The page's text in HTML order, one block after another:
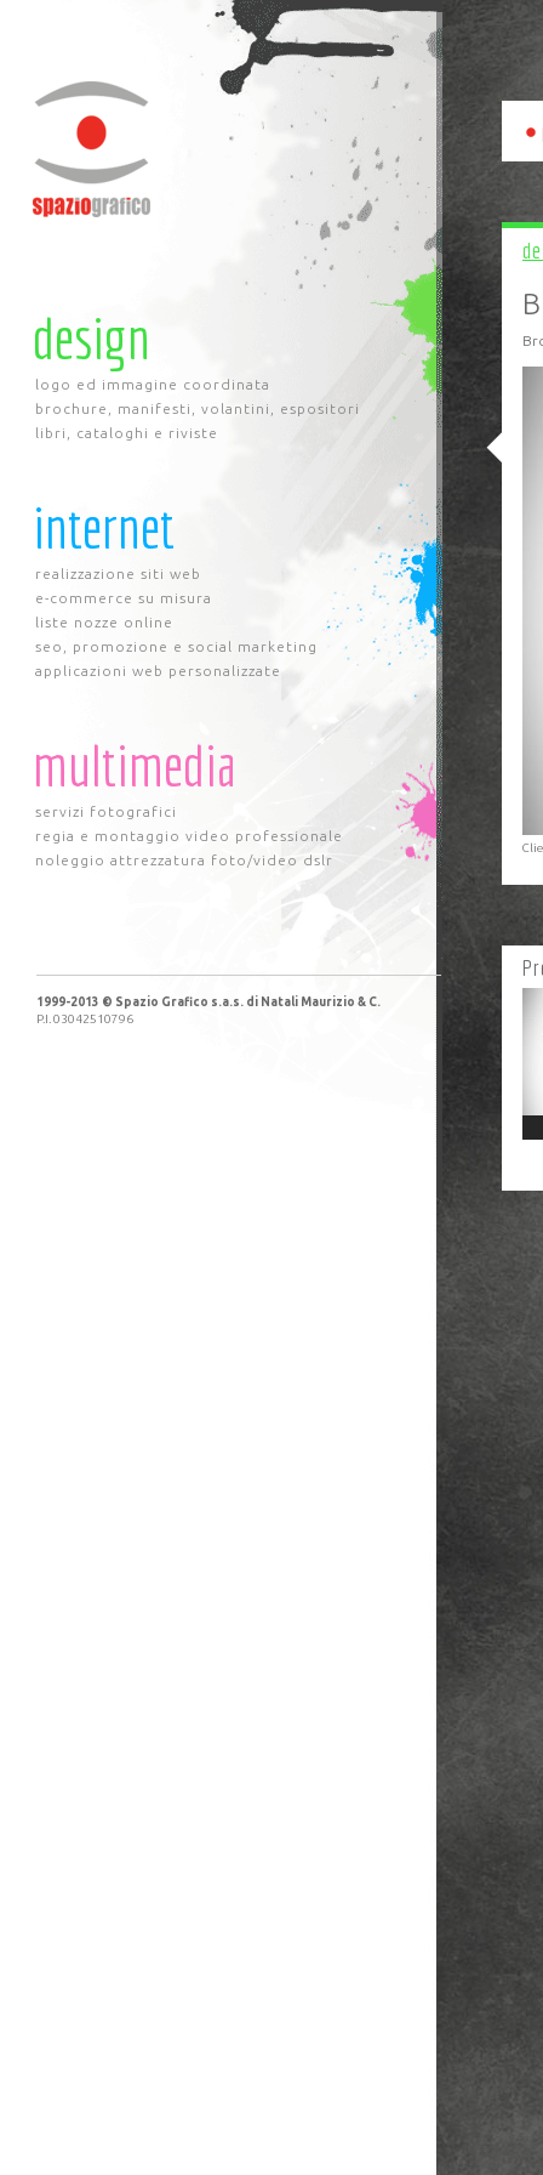
design
logo ed immagine coordinata
brochure, manifesti, volantini, espositori
libri, cataloghi e riviste
internet
realizzazione siti web
e-commerce su misura
liste nozze online
seo, promozione e social marketing
applicazioni web personalizzate
multimedia
servizi fotografici
regia e montaggio video professionale
noleggio attrezzatura foto/video dslr
1999-2013 © Spazio Grafico s.a.s. di Natali Maurizio & C.
P.I. 03042510796